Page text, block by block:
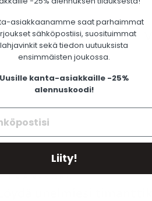
KORUT
Löydä unelmiesi
asiakkaanamme saat parhaimmat
sähköpostiisi, suosituimmat
lahjavinkit sekä tiedon uutuuksista
ensimmäisten joukossa.
Uusille kanta-asiakkaille -25%
alennuskoodi!
Liity!